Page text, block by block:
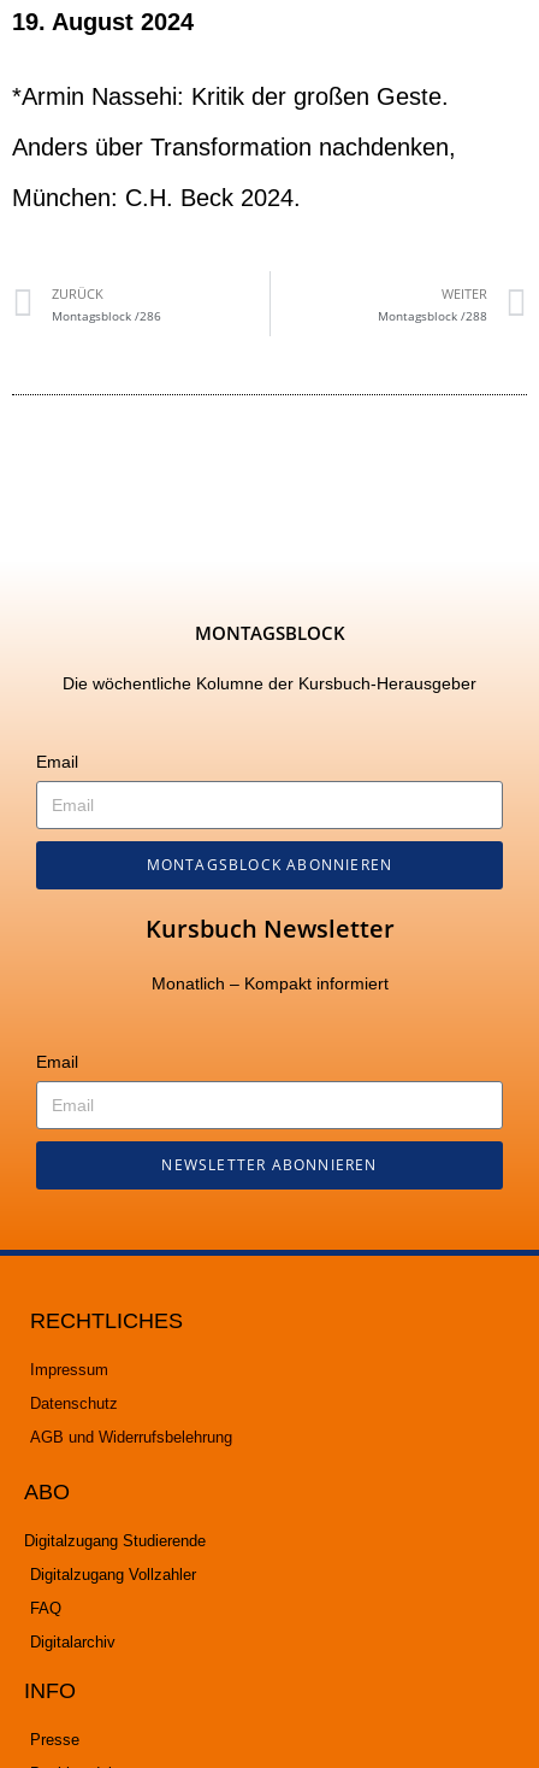
19. August 2024
*Armin Nassehi: Kritik der großen Geste.
Anders über Transformation nachdenken,
München: C.H. Beck 2024.
ZURÜCK
Montagsblock /286
WEITER
Montagsblock /288
MONTAGSBLOCK
Die wöchentliche Kolumne der Kursbuch-Herausgeber
Email
MONTAGSBLOCK ABONNIEREN
Kursbuch Newsletter
Monatlich – Kompakt informiert
Email
NEWSLETTER ABONNIEREN
RECHTLICHES
Impressum
Datenschutz
AGB und Widerrufsbelehrung
ABO
Digitalzugang Studierende
Digitalzugang Vollzahler
FAQ
Digitalarchiv
INFO
Presse